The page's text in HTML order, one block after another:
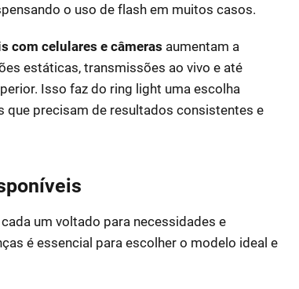
o uso de flash em muitos casos.
com celulares e câmeras aumentam a
estáticas, transmissões ao vivo e até
Isso faz do ring light uma escolha
precisam de resultados consistentes e
um voltado para necessidades e
é essencial para escolher o modelo ideal e